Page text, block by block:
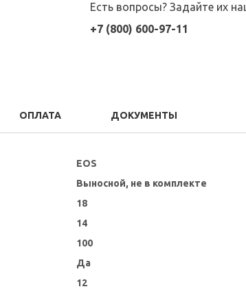
Есть вопросы? Задайте их
+7 (800) 600-97-11
ОПЛАТА ДОКУМЕНТЫ
EOS
Выносной, не в комплекте
18
14
100
Да
12